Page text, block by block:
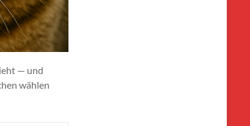
— und
wählen